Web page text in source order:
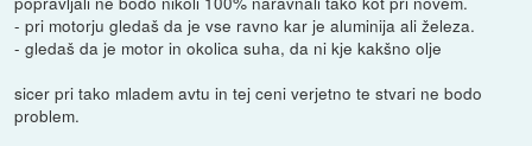
- pri motorju gledaš da je vse ravno kar je aluminija ali železa.
- gledaš da je motor in okolica suha, da ni kje kakšno olje
sicer pri tako mladem avtu in tej ceni verjetno te stvari ne bodo
problem.